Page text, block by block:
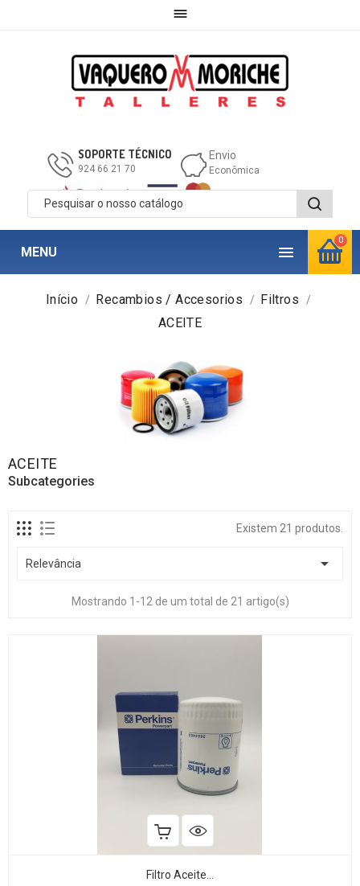

0
SOPORTE TÉCNICO
924 66 21 70
Envio
Econômica

MENU
Início Recambios / Accesorios
Filtros
ACEITE
ACEITE
Subcategories
Existem 21 produtos.
Relevância 
Mostrando 1-12 de um total de 21 artigo(s)
Filtro Aceite...